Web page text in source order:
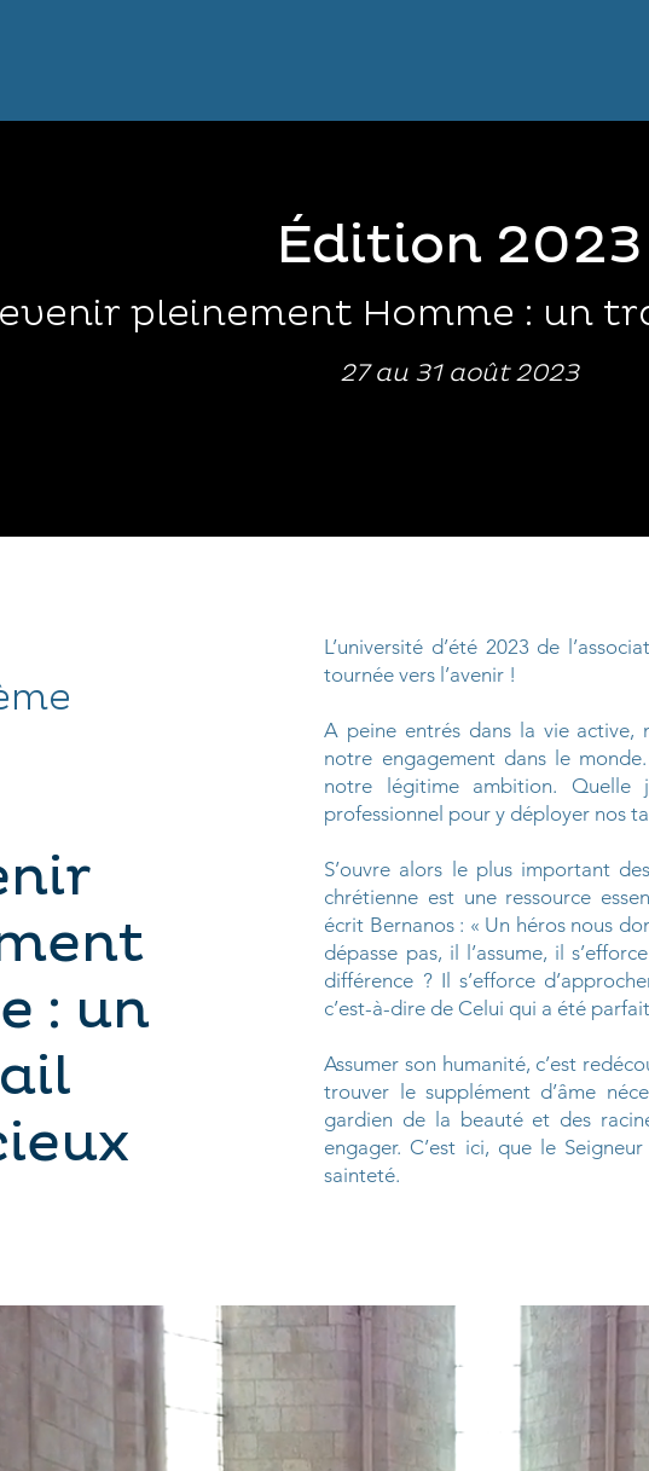
Édition 2023
pleinement Homme : un
27 au 31 août 2023
: un
L’université d’été 2023 de
tournée vers l’avenir !
A peine entrés dans la vie active,
notre engagement dans le
notre légitime ambition. Quelle
professionnel pour y déployer nos
S’ouvre alors le plus important
chrétienne est une ressource
écrit Bernanos : « Un héros nous
dépasse pas, il l’assume, il
différence ? Il s’efforce
c’est-à-dire de Celui qui a été
Assumer son humanité, c’est
trouver le supplément d’âme
gardien de la beauté et des
engager. C’est ici, que le
sainteté.